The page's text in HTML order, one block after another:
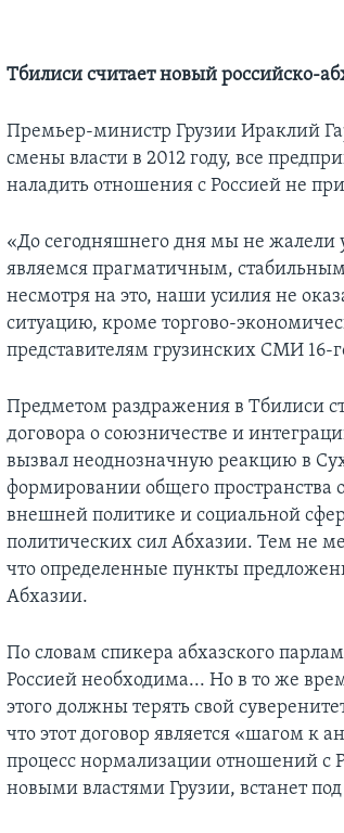
Тбилиси считает новый российско-
Премьер-министр Грузии Ираклий
смены власти в 2012 году, все
наладить отношения с Россией не
«До сегодняшнего дня мы не жалели
являемся прагматичным,
несмотря на это, наши усилия не
ситуацию, кроме торгово-
представителям грузинских СМИ 16-
Предметом раздражения в Тбилиси
договора о союзничестве и
вызвал неоднозначную реакцию в
формировании общего пространства
внешней политике и социальной
политических сил Абхазии. Тем не
что определенные пункты
Абхазии.
По словам спикера абхазского
Россией необходима... Но в то же
этого должны терять свой
что этот договор является «шагом к
процесс нормализации отношений с
новыми властями Грузии, встанет